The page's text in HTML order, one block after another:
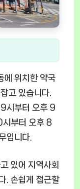
에 위치한 약국
고 있습니다.
시부터 오후 9
시부터 오후 8
입니다.
있어 지역사회
. 손쉽게 접근할